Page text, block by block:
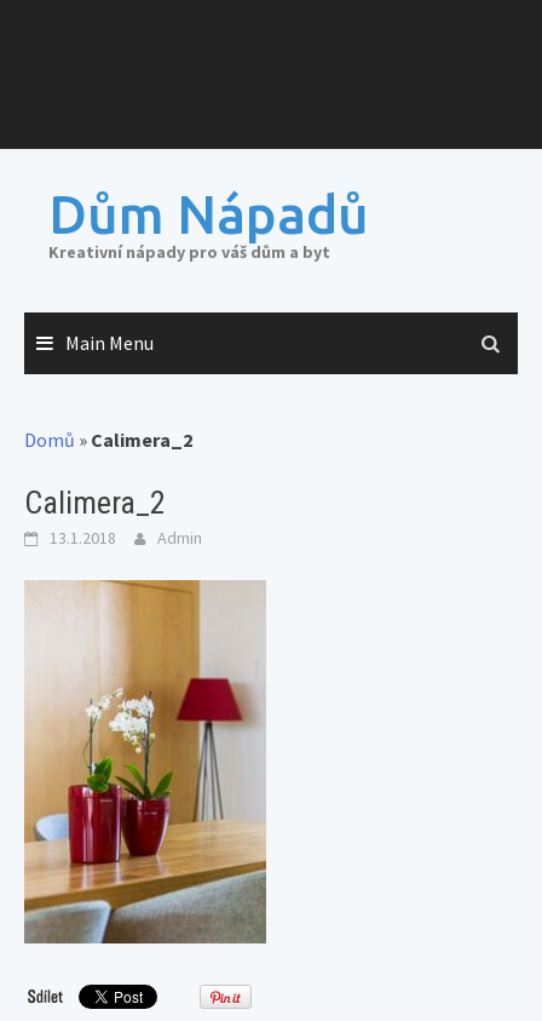
Dům Nápadů
Kreativní nápady pro váš dům a byt
Main Menu
Domů » Calimera_2
Calimera_2
13.1.2018 Admin